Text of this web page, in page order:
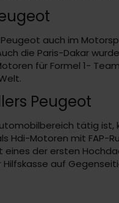
auch im
die Paris-Dakar
für Formel 1-
Peugeot
tätig
Hdi-Motoren mit FAP-
der ersten
auf